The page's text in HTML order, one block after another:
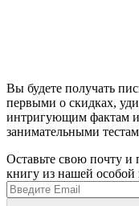
Вы будете получать
первыми о скидках,
интригующим фактам
занимательными
Оставьте свою почту и
книгу из нашей особой